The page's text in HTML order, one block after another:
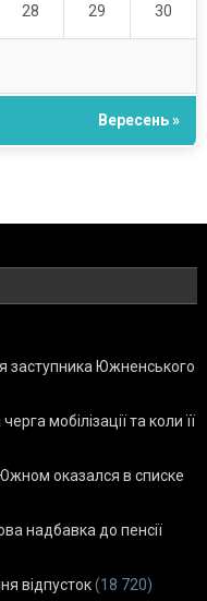
28 29 30
Вересень »
заступника Южненського
мобілізації та коли її
оказался в списке
надбавка до пенсії
відпусток(18 720)